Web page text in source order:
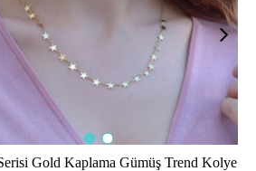
Gold Kaplama Gümüş Trend Kolye